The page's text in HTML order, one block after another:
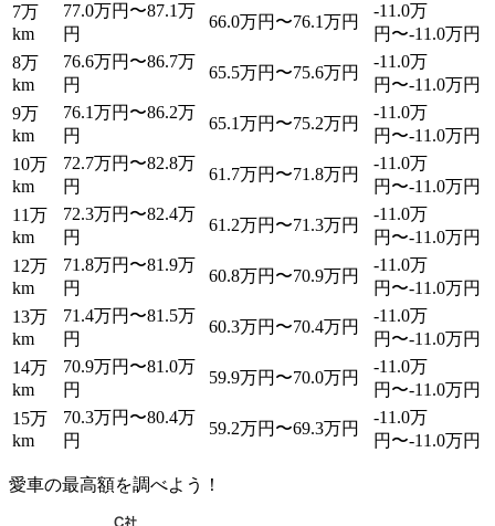
7万
km
77.0万円〜87.1万
円
66.0万円〜76.1万円
-11.0万
円〜-11.0万円
8万
km
76.6万円〜86.7万
円
65.5万円〜75.6万円
-11.0万
円〜-11.0万円
9万
km
76.1万円〜86.2万
円
65.1万円〜75.2万円
-11.0万
円〜-11.0万円
10万
km
72.7万円〜82.8万
円
61.7万円〜71.8万円
-11.0万
円〜-11.0万円
11万
km
72.3万円〜82.4万
円
61.2万円〜71.3万円
-11.0万
円〜-11.0万円
12万
km
71.8万円〜81.9万
円
60.8万円〜70.9万円
-11.0万
円〜-11.0万円
13万
km
71.4万円〜81.5万
円
60.3万円〜70.4万円
-11.0万
円〜-11.0万円
14万
km
70.9万円〜81.0万
円
59.9万円〜70.0万円
-11.0万
円〜-11.0万円
15万
km
70.3万円〜80.4万
円
59.2万円〜69.3万円
-11.0万
円〜-11.0万円
愛車の最高額を調べよう！